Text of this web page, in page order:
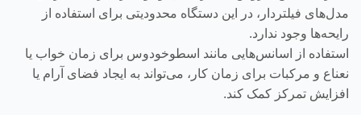
مدل‌های فیلتر‌دار، در این دستگاه محدودیتی برای استفاده از
رایحه‌ها وجود ندارد.
استفاده از اسانس‌هایی مانند اسطوخودوس برای زمان خواب یا
نعناع و مرکبات برای زمان کار، می‌تواند به ایجاد فضای آرام یا
افزایش تمرکز کمک کند.